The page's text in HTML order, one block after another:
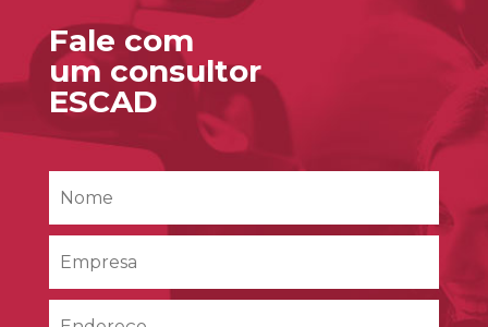
Fale com
um consultor
ESCAD